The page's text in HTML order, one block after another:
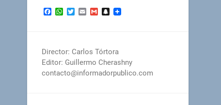
Facebook
WhatsApp
TwitterEmailGmailSnapchat
Director: Carlos Tórtora
Editor: Guillermo Cherashny
contacto@informadorpublico.com